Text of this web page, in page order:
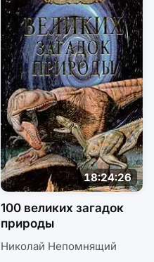
18:24:26
100 великих загадок
природы
Николай Непомнящий